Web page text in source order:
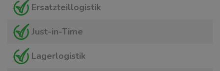
Ersatzteillogistik
Just-in-Time
Lagerlogistik